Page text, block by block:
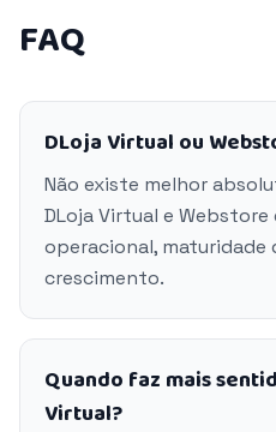
FAQ
DLoja Virtual ou
Não existe melhor
DLoja Virtual e
operacional,
crescimento.
Quando faz mais
Virtual?